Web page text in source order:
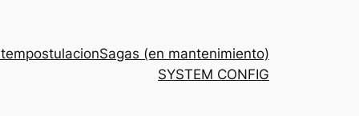
postulacionSagas (en mantenimiento)
SYSTEM CONFIG